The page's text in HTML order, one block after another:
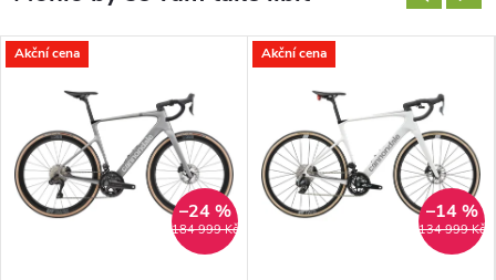
Akční cena
184 999 Kč
–24 %
Akční cena
134 999 Kč
–14 %